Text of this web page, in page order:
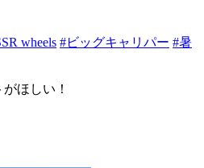
wheels #ビッグキャリパー #暑
ほしい！